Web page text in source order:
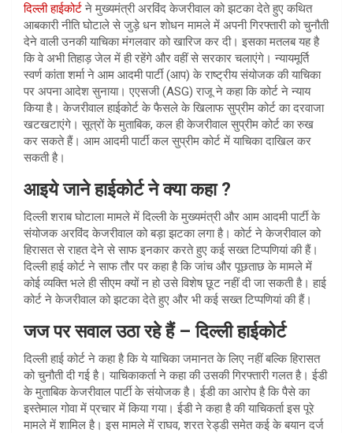
दिल्ली हाईकोर्टने मुख्यमंत्री अरविंद केजरीवाल को झटका देते हुए कथित
आबकारी नीति घोटाले से जुड़े धन शोधन मामले में अपनी गिरफ्तारी को चुनौती
देने वाली उनकी याचिका मंगलवार को खारिज कर दी। इसका मतलब यह है
कि वे अभी तिहाड़ जेल में ही रहेंगे और वहीं से सरकार चलाएंगे। न्यायमूर्ति
स्वर्ण कांता शर्मा ने आम आदमी पार्टी (आप) के राष्ट्रीय संयोजक की याचिका
पर अपना आदेश सुनाया। एएसजी (ASG) राजू ने कहा कि कोर्ट ने न्याय
किया है। केजरीवाल हाईकोर्ट के फैसले के खिलाफ सुप्रीम कोर्ट का दरवाजा
खटखटाएंगे। सूत्रों के मुताबिक, कल ही केजरीवाल सुप्रीम कोर्ट का रुख
कर सकते हैं। आम आदमी पार्टी कल सुप्रीम कोर्ट में याचिका दाखिल कर
सकती है।
आइये जाने हाईकोर्ट ने क्या कहा ?
दिल्ली शराब घोटाला मामले में दिल्ली के मुख्यमंत्री और आम आदमी पार्टी के
संयोजक अरविंद केजरीवाल को बड़ा झटका लगा है। कोर्ट ने केजरीवाल को
हिरासत से राहत देने से साफ इनकार करते हुए कई सख्त टिप्पणियां की हैं।
दिल्ली हाई कोर्ट ने साफ तौर पर कहा है कि जांच और पूछताछ के मामले में
कोई व्यक्ति भले ही सीएम क्यों न हो उसे विशेष छूट नहीं दी जा सकती है। हाई
कोर्ट ने केजरीवाल को झटका देते हुए और भी कई सख्त टिप्पणियां की हैं।
जज पर सवाल उठा रहे हैं – दिल्ली हाईकोर्ट
दिल्ली हाई कोर्ट ने कहा है कि ये याचिका जमानत के लिए नहीं बल्कि हिरासत
को चुनौती दी गई है। याचिकाकर्ता ने कहा की उसकी गिरफ्तारी गलत है। ईडी
के मुताबिक केजरीवाल पार्टी के संयोजक है। ईडी का आरोप है कि पैसे का
इस्तेमाल गोवा में प्रचार में किया गया। ईडी ने कहा है की याचिकर्ता इस पूरे
मामले में शामिल है। इस मामले में राघव, शरत रेड्डी समेत कई के बयान दर्ज